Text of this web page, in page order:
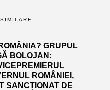
GRUPUL
BOLOJAN:
ROMÂNIEI,
SANCȚIONAT DE